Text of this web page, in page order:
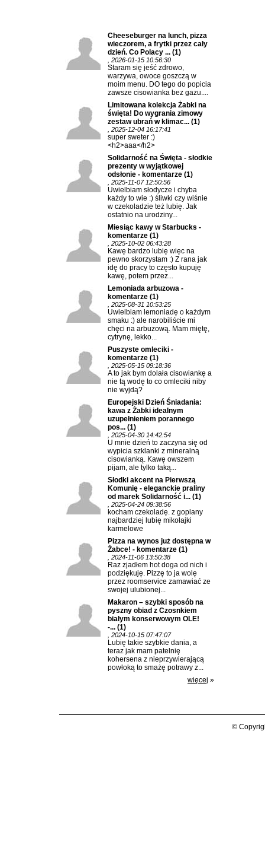
Cheeseburger na lunch, pizza
wieczorem, a frytki przez cały
dzień. Co Polacy ... (1)
, 2026-01-15 10:56:30
Staram się jeść zdrowo,
warzywa, owoce goszczą w
moim menu. DO tego do popicia
zawsze cisowianka bez gazu....
Limitowana kolekcja Żabki na
święta! Do wygrania zimowy
zestaw ubrań w klimac... (1)
, 2025-12-04 16:17:41
super sweter :)
<h2>aaa</h2>
Solidarność na Święta - słodkie
prezenty w wyjątkowej
odsłonie - komentarze (1)
, 2025-11-07 12:50:56
Uwielbiam słodycze i chyba
każdy to wie :) śliwki czy wiśnie
w czekoladzie też lubię. Jak
ostatnio na urodziny...
Miesiąc kawy w Starbucks -
komentarze (1)
, 2025-10-02 06:43:28
Kawę bardzo lubię więc na
pewno skorzystam :) Z rana jak
idę do pracy to często kupuję
kawę, potem przez...
Lemoniada arbuzowa -
komentarze (1)
, 2025-08-31 10:53:25
Uwielbiam lemoniadę o każdym
smaku :) ale narobiliście mi
chęci na arbuzową. Mam miętę,
cytrynę, lekko...
Puszyste omleciki -
komentarze (1)
, 2025-05-15 09:18:36
A to jak bym dolała cisowiankę a
nie tą wodę to co omleciki niby
nie wyjdą?
Europejski Dzień Śniadania:
kawa z Żabki idealnym
uzupełnieniem porannego
pos... (1)
, 2025-04-30 14:42:54
U mnie dzień to zaczyna się od
wypicia szklanki z mineralną
cisowianką. Kawę owszem
pijam, ale tylko taką...
Słodki akcent na Pierwszą
Komunię - eleganckie praliny
od marek Solidarność i... (1)
, 2025-04-24 09:38:56
kocham czekoladę. z goplany
najbardziej lubię mikołajki
karmelowe
Pizza na wynos już dostępna w
Żabce! - komentarze (1)
, 2024-11-06 13:50:38
Raz zjadłem hot doga od nich i
podziękuję. Pizzę to ja wolę
przez roomservice zamawiać ze
swojej ulubionej...
Makaron – szybki sposób na
pyszny obiad z Czosnkiem
białym konserwowym OLE!
-... (1)
, 2024-10-15 07:47:07
Lubię takie szybkie dania, a
teraz jak mam patelnię
kohersena z nieprzywierającą
powłoką to smażę potrawy z...
więcej »
©